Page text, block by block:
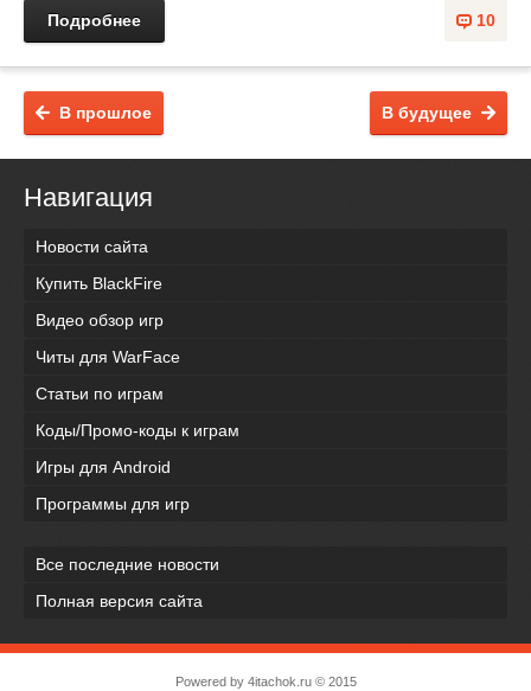
10
Подробнее
В будущее
В прошлое
Навигация
Новости сайта
Купить BlackFire
Видео обзор игр
Читы для WarFace
Статьи по играм
Коды/Промо-коды к играм
Игры для Android
Программы для игр
Все последние новости
Полная версия сайта
Powered by 4itachok.ru© 2015